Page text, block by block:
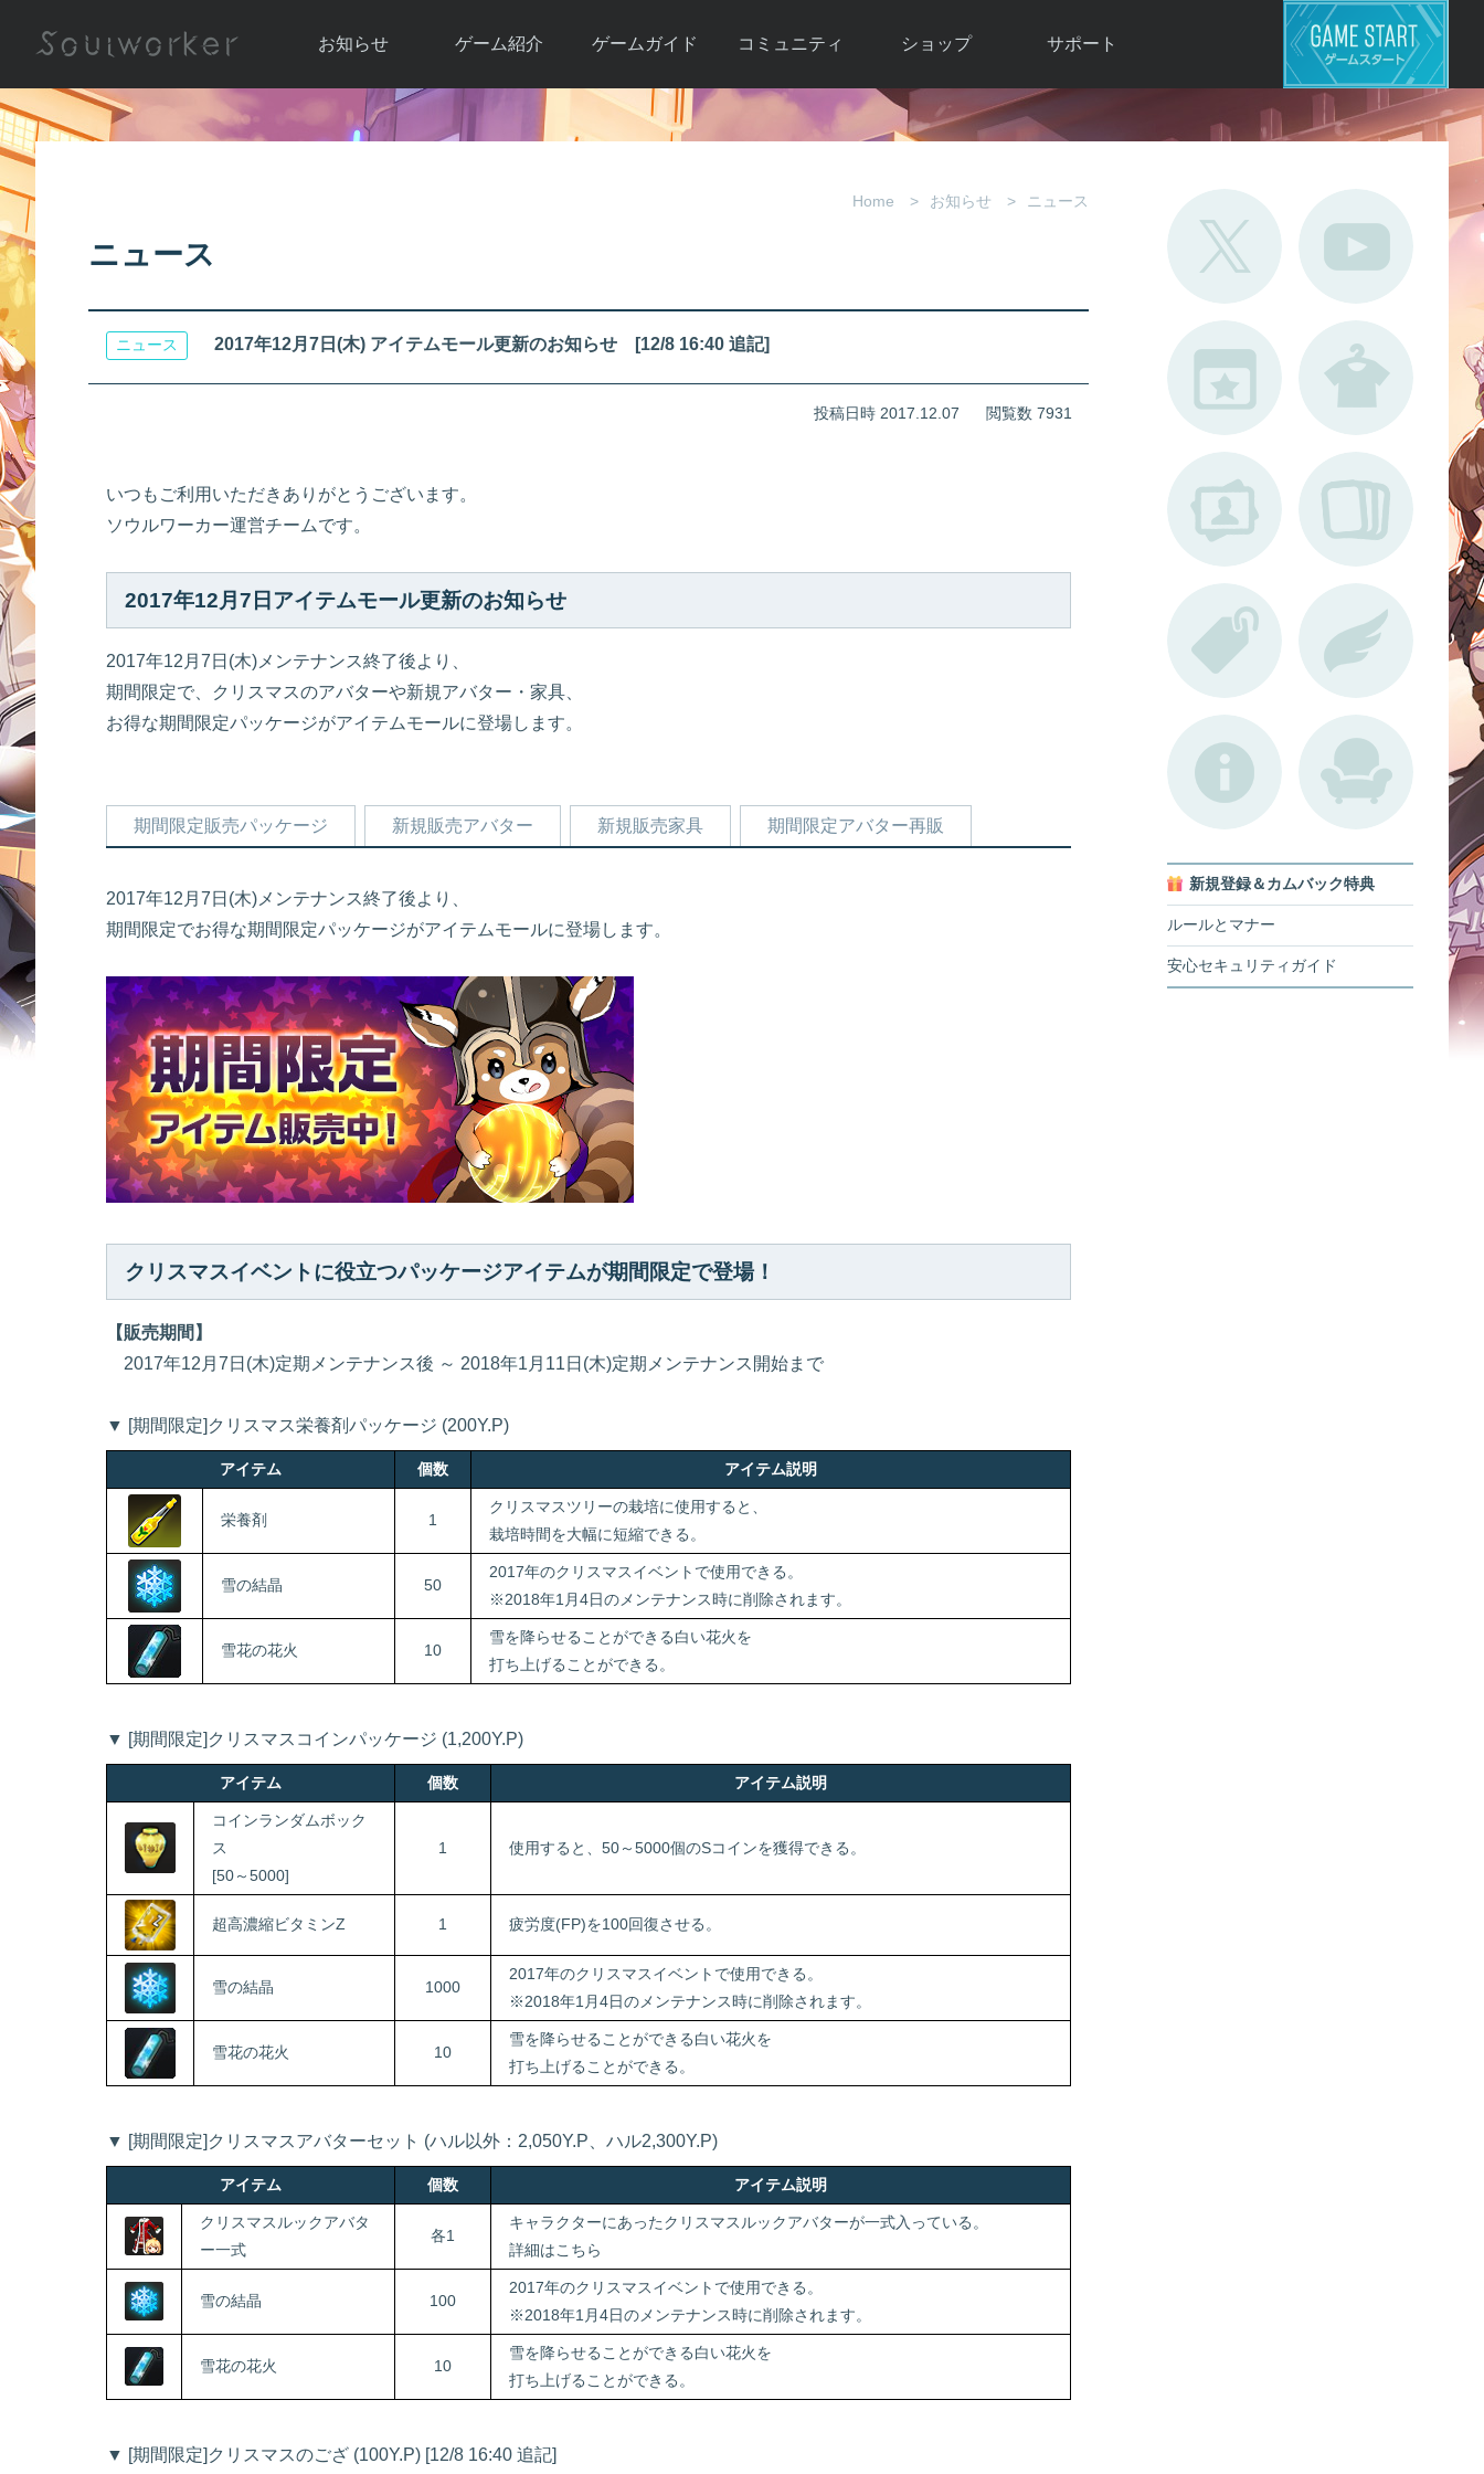
お知らせ
お知らせ一覧
ゲーム紹介
ソウルワーカー
アップデート履
歴
ゲームガイド
ガイド総合もく
コミュニティ
自由掲示板
ショップ
Y.Pの購入
アイテムカタロ
サポート
よくある質問
不具合対応状況
Home お知らせ ニュース
ニュース
ニュース 2017年12月7日(木) アイテムモール更新のお知らせ [12/8 16:40 追記]
投稿日時 2017.12.07 閲覧数 7931
いつもご利用いただきありがとうございます。
ソウルワーカー運営チームです。
2017年12月7日アイテムモール更新のお知らせ
2017年12月7日(木)メンテナンス終了後より、
期間限定で、クリスマスのアバターや新規アバター・家具、
お得な期間限定パッケージがアイテムモールに登場します。
期間限定販売パッケージ 新規販売アバター 新規販売家具 期間限定アバター再販
2017年12月7日(木)メンテナンス終了後より、
期間限定でお得な期間限定パッケージがアイテムモールに登場します。
クリスマスイベントに役立つパッケージアイテムが期間限定で登場！
【販売期間】
2017年12月7日(木)定期メンテナンス後 ～ 2018年1月11日(木)定期メンテナンス開始まで
▼ [期間限定]クリスマス栄養剤パッケージ (200Y.P)
アイテム 個数 アイテム説明
栄養剤 1
クリスマスツリーの栽培に使用すると、
栽培時間を大幅に短縮できる。
雪の結晶 50
2017年のクリスマスイベントで使用できる。
※2018年1月4日のメンテナンス時に削除されます。
雪花の花火 10
雪を降らせることができる白い花火を
打ち上げることができる。
▼ [期間限定]クリスマスコインパッケージ (1,200Y.P)
アイテム 個数 アイテム説明
コインランダムボック
ス
[50～5000]
1 使用すると、50～5000個のSコインを獲得できる。
超高濃縮ビタミンZ 1 疲労度(FP)を100回復させる。
雪の結晶 1000
2017年のクリスマスイベントで使用できる。
※2018年1月4日のメンテナンス時に削除されます。
雪花の花火 10
雪を降らせることができる白い花火を
打ち上げることができる。
▼ [期間限定]クリスマスアバターセット (ハル以外：2,050Y.P、ハル2,300Y.P)
アイテム 個数 アイテム説明
クリスマスルックアバタ
ー一式
各1
キャラクターにあったクリスマスルックアバターが一式入っている。
詳細はこちら
雪の結晶 100
2017年のクリスマスイベントで使用できる。
※2018年1月4日のメンテナンス時に削除されます。
雪花の花火 10
雪を降らせることができる白い花火を
打ち上げることができる。
▼ [期間限定]クリスマスのござ (100Y.P) [12/8 16:40 追記]
新規登録＆カムバック特典
ルールとマナー
安心セキュリティガイド